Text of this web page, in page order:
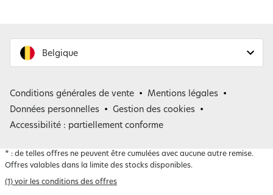
Belgique
Belgique
Conditions générales de vente
Mentions légales
Données personnelles
Gestion des cookies
Accessibilité : partiellement conforme
* : de telles offres ne peuvent être cumulées avec aucune autre remise.
Offres valables dans la limite des stocks disponibles.
(1) voir les conditions des offres